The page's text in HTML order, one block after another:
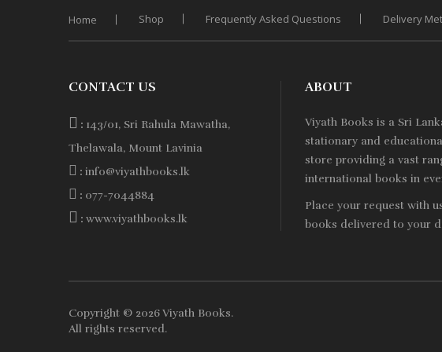
Rs. 550.Rs. 440.
Home Shop Frequently Asked Questions Delivery
CONTACT US
: 143/01, Sri Rahula Mawatha,
Thelawala, Mount Lavinia
: info@viyathbooks.lk
: 077-7044884
: www.viyathbooks.lk
ABOUT
Viyath Books is a Sri
stationary and
store providing a vast
international books in
Place your request with
books delivered to your
Copyright © 2026Viyath Books.
All rights reserved.